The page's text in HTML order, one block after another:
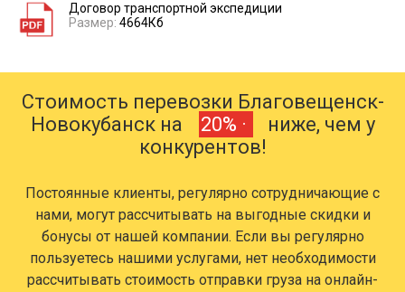
Договор транспортной экспедиции
Размер: 4664Кб
Стоимость перевозки Благовещенск-
Новокубанск на
20% ·
ниже, чем у
конкурентов!
Постоянные клиенты, регулярно сотрудничающие с
нами, могут рассчитывать на выгодные скидки и
бонусы от нашей компании. Если вы регулярно
пользуетесь нашими услугами, нет необходимости
рассчитывать стоимость отправки груза на онлайн-